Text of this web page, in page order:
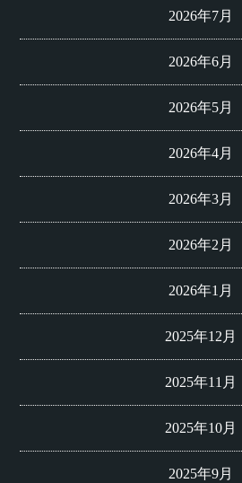
2026年7月
2026年6月
2026年5月
2026年4月
2026年3月
2026年2月
2026年1月
2025年12月
2025年11月
2025年10月
2025年9月